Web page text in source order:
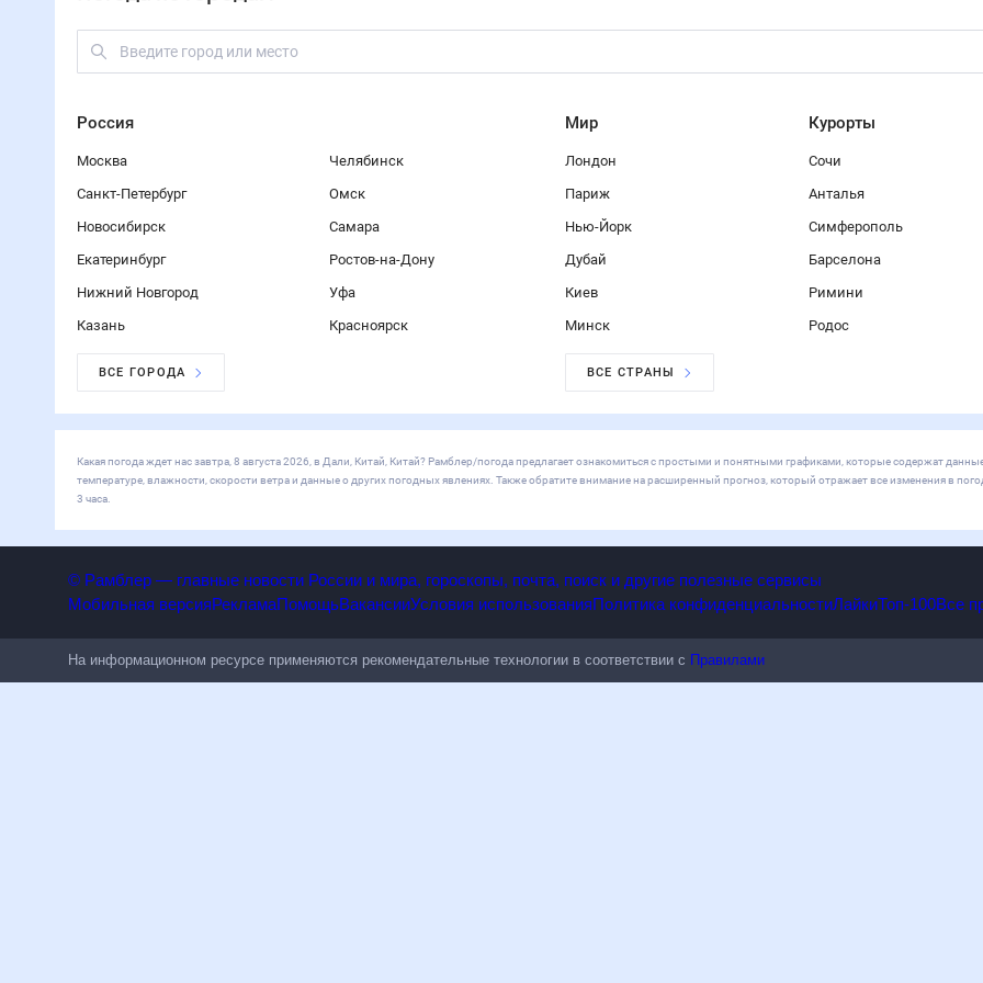
Россия
Москва
Санкт-Петербург
Новосибирск
Екатеринбург
Нижний Новгород
Казань
Челябинск
Омск
Самара
Ростов-на-Дону
Уфа
Красноярск
ВСЕ ГОРОДА
Мир
Лондон
Париж
Нью-Йорк
Дубай
Киев
Минск
Курорты
Сочи
Анталья
Симферополь
Барселона
Римини
Родос
ВСЕ СТРАНЫ
Какая погода ждет нас завтра, 8 августа 2026, в Дали, Китай, Китай? Рамблер/погода предлагает ознакомиться с простыми и понятными графиками, которые содержат
температуре, влажности, скорости ветра и данные о других погодных явлениях. Также обратите внимание на расширенный прогноз, который отражает все изменения в
3 часа.
© Рамблер — главные новости России и мира, гороскопы, почта, поиск и другие полезные сервисы
Мобильная версияРекламаПомощьВакансииУсловия использованияПолитика конфиденциальностиЛайкиТоп-100Все
На информационном ресурсе применяются рекомендательные технологии в соответствии с Правилами